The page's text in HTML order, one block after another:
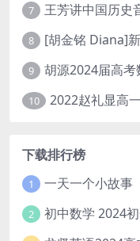
7 王芳讲中国历史
8
9
10
下载排行榜
1
2